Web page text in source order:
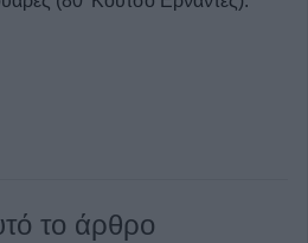
το άρθρο